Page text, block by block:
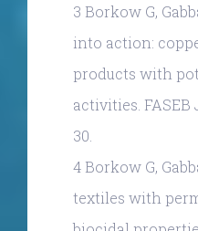
3 Borkow G,
into action:
products with
activities. FASEB
30.
4 Borkow G,
textiles with